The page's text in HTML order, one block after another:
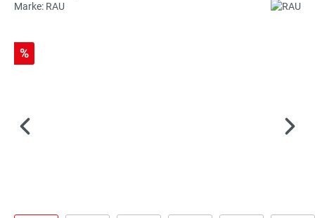
Marke: RAU
%